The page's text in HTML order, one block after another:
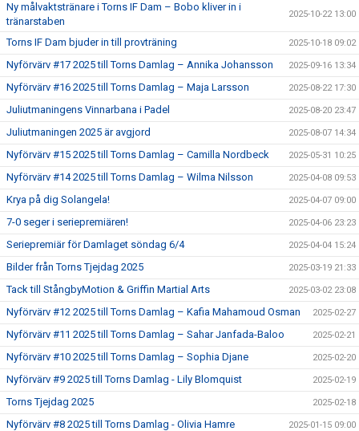
Ny målvaktstränare i Torns IF Dam – Bobo kliver in i
tränarstaben
2025-10-22 13:00
Torns IF Dam bjuder in till provträning 2025-10-18 09:02
Nyförvärv #17 2025 till Torns Damlag – Annika Johansson 2025-09-16 13:34
Nyförvärv #16 2025 till Torns Damlag – Maja Larsson 2025-08-22 17:30
Juliutmaningens Vinnarbana i Padel 2025-08-20 23:47
Juliutmaningen 2025 är avgjord 2025-08-07 14:34
Nyförvärv #15 2025 till Torns Damlag – Camilla Nordbeck 2025-05-31 10:25
Nyförvärv #14 2025 till Torns Damlag – Wilma Nilsson 2025-04-08 09:53
Krya på dig Solangela! 2025-04-07 09:00
7-0 seger i seriepremiären! 2025-04-06 23:23
Seriepremiär för Damlaget söndag 6/4 2025-04-04 15:24
Bilder från Torns Tjejdag 2025 2025-03-19 21:33
Tack till StångbyMotion & Griffin Martial Arts 2025-03-02 23:08
Nyförvärv #12 2025 till Torns Damlag – Kafia Mahamoud Osman 2025-02-27
Nyförvärv #11 2025 till Torns Damlag – Sahar Janfada-Baloo 2025-02-21
Nyförvärv #10 2025 till Torns Damlag – Sophia Djane 2025-02-20
Nyförvärv #9 2025 till Torns Damlag - Lily Blomquist 2025-02-19
Torns Tjejdag 2025 2025-02-18
Nyförvärv #8 2025 till Torns Damlag - Olivia Hamre 2025-01-15 09:00